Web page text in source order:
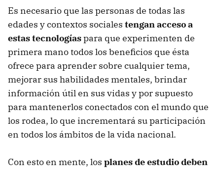
Es necesario que las personas de todas las
edades y contextos sociales tengan acceso a
estas tecnologíaspara que experimenten de
primera mano todos los beneficios que ésta
ofrece para aprender sobre cualquier tema,
mejorar sus habilidades mentales, brindar
información útil en sus vidas y por supuesto
para mantenerlos conectados con el mundo que
los rodea, lo que incrementará su participación
en todos los ámbitos de la vida nacional.
Con esto en mente, los planes de estudio deben